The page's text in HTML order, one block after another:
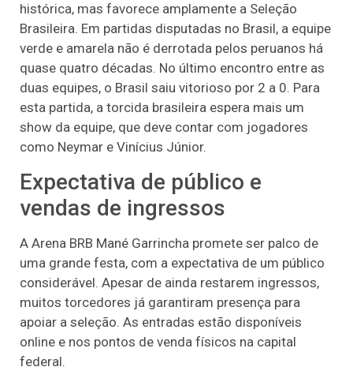
histórica, mas favorece amplamente a Seleção
Brasileira. Em partidas disputadas no Brasil, a equipe
verde e amarela não é derrotada pelos peruanos há
quase quatro décadas. No último encontro entre as
duas equipes, o Brasil saiu vitorioso por 2 a 0. Para
esta partida, a torcida brasileira espera mais um
show da equipe, que deve contar com jogadores
como Neymar e Vinícius Júnior.
Expectativa de público e
vendas de ingressos
A Arena BRB Mané Garrincha promete ser palco de
uma grande festa, com a expectativa de um público
considerável. Apesar de ainda restarem ingressos,
muitos torcedores já garantiram presença para
apoiar a seleção. As entradas estão disponíveis
online e nos pontos de venda físicos na capital
federal.